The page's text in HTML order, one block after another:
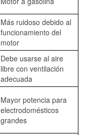
Más ruidoso debido al
funcionamiento del
motor
Debe usarse al aire
libre con ventilación
adecuada
Mayor potencia para
electrodomésticos
grandes